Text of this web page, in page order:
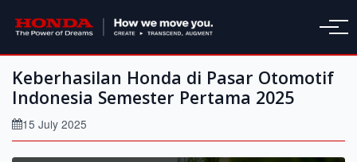
Keberhasilan Honda di Pasar Otomotif
Indonesia Semester Pertama 2025
15 July 2025